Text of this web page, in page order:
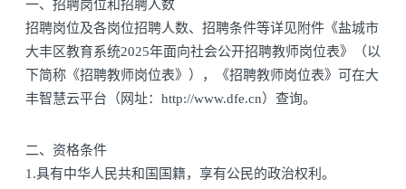
一、招聘岗位和招聘人数
招聘岗位及各岗位招聘人数、招聘条件等详见附件《盐城市
大丰区教育系统2025年面向社会公开招聘教师岗位表》（以
下简称《招聘教师岗位表》），《招聘教师岗位表》可在大
丰智慧云平台（网址：http://www.dfe.cn）查询。
二、资格条件
1.具有中华人民共和国国籍，享有公民的政治权利。